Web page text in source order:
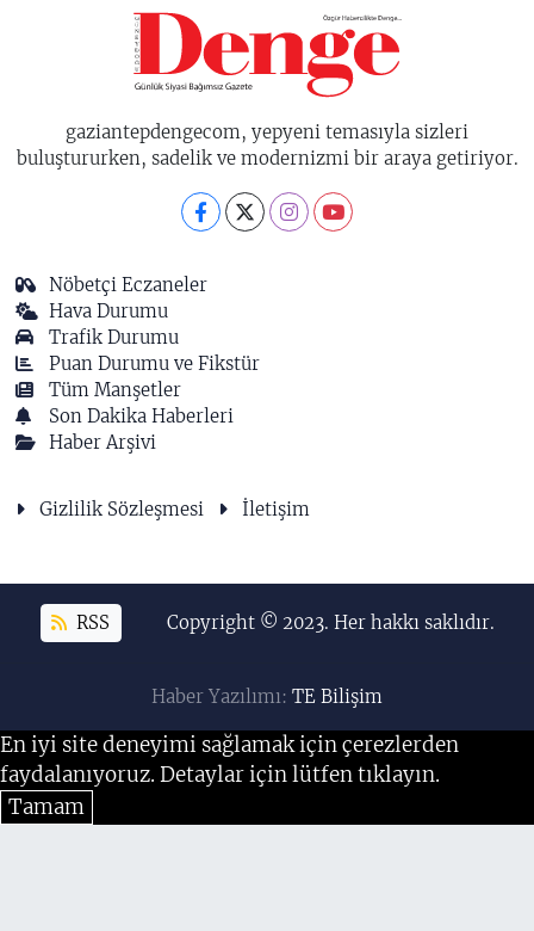
gaziantepdengecom, yepyeni temasıyla sizleri
buluştururken, sadelik ve modernizmi bir araya getiriyor.
Nöbetçi Eczaneler
Hava Durumu
Trafik Durumu
Puan Durumu ve Fikstür
Tüm Manşetler
Son Dakika Haberleri
Haber Arşivi
Gizlilik Sözleşmesi İletişim
RSS Copyright © 2023. Her hakkı saklıdır.
Haber Yazılımı: TE Bilişim
En iyi site deneyimi sağlamak için çerezlerden
faydalanıyoruz. Detaylar için lütfen tıklayın.
Tamam